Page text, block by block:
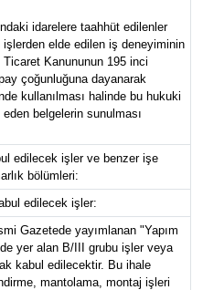
idarelere taahhüt edilenler
işlerden elde edilen iş deneyiminin
Ticaret Kanununun 195 inci
çoğunluğuna dayanarak
kullanılması halinde bu hukuki
belgelerin sunulması
edilecek işler ve benzer işe
bölümleri:
edilecek işler:
Gazetede yayımlanan "Yapım
yer alan B/III grubu işler veya
kabul edilecektir. Bu ihale
mantolama, montaj işleri